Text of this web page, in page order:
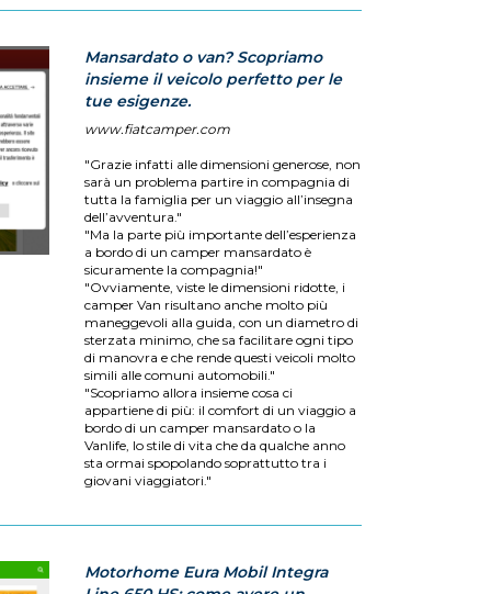
Mansardato o van? Scopriamo
insieme il veicolo perfetto per le
tue esigenze.
www.fiatcamper.com
"Grazie infatti alle dimensioni generose, non
sarà un problema partire in compagnia di
tutta la famiglia per un viaggio all’insegna
dell’avventura."
"Ma la parte più importante dell’esperienza
a bordo di un camper mansardato è
sicuramente la compagnia!"
"Ovviamente, viste le dimensioni ridotte, i
camper Van risultano anche molto più
maneggevoli alla guida, con un diametro di
sterzata minimo, che sa facilitare ogni tipo
di manovra e che rende questi veicoli molto
simili alle comuni automobili."
"Scopriamo allora insieme cosa ci
appartiene di più: il comfort di un viaggio a
bordo di un camper mansardato o la
Vanlife, lo stile di vita che da qualche anno
sta ormai spopolando soprattutto tra i
giovani viaggiatori."
Motorhome Eura Mobil Integra